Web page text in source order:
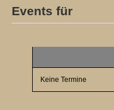
Events für
Keine Termine